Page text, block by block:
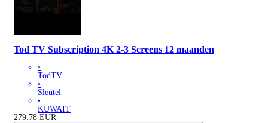
Tod TV Subscription 4K 2-3 Screens 12 maanden
•
TodTV
•
Sleutel
•
KUWAIT
279.78 EUR